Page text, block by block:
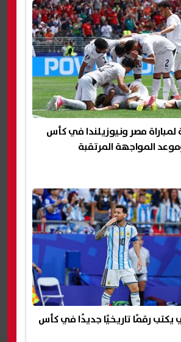
لمباراة مصر ونيوزيلندا في كأس
رقمًا تاريخيًا جديدًا في كأس